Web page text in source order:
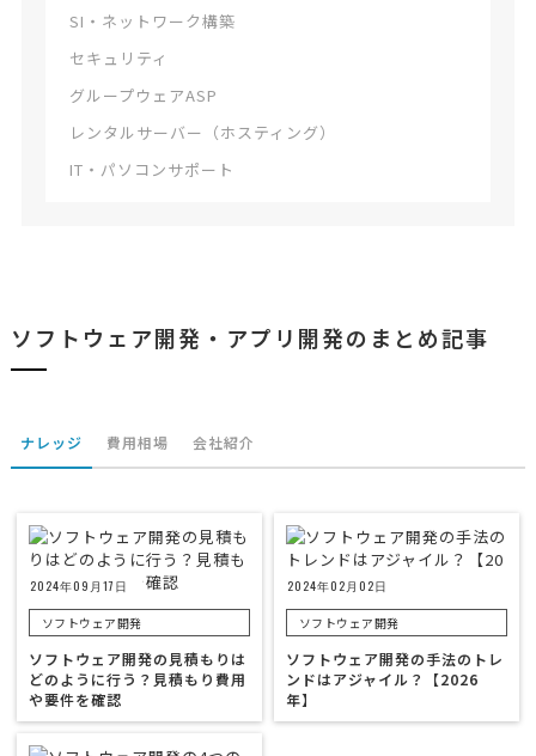
SI・ネットワーク構築
セキュリティ
グループウェアASP
レンタルサーバー（ホスティング）
IT・パソコンサポート
ソフトウェア開発・アプリ開発のまとめ記事
ナレッジ 費用相場 会社紹介
2024年09月17日
ソフトウェア開発
ソフトウェア開発の見積もりは
どのように行う？見積もり費用
や要件を確認
2024年02月02日
ソフトウェア開発
ソフトウェア開発の手法のトレ
ンドはアジャイル？【2026
年】